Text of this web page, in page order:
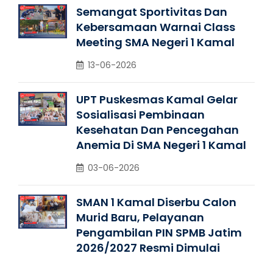
Semangat Sportivitas Dan
Kebersamaan Warnai Class
Meeting SMA Negeri 1 Kamal
13-06-2026
UPT Puskesmas Kamal Gelar
Sosialisasi Pembinaan
Kesehatan Dan Pencegahan
Anemia Di SMA Negeri 1 Kamal
03-06-2026
SMAN 1 Kamal Diserbu Calon
Murid Baru, Pelayanan
Pengambilan PIN SPMB Jatim
2026/2027 Resmi Dimulai